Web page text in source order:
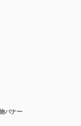
バナー